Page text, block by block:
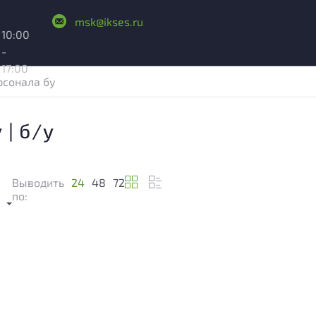
10:00
-
17:00
msk@ikses.ru
бу
| б/у
Выводить
по:
24 48 72